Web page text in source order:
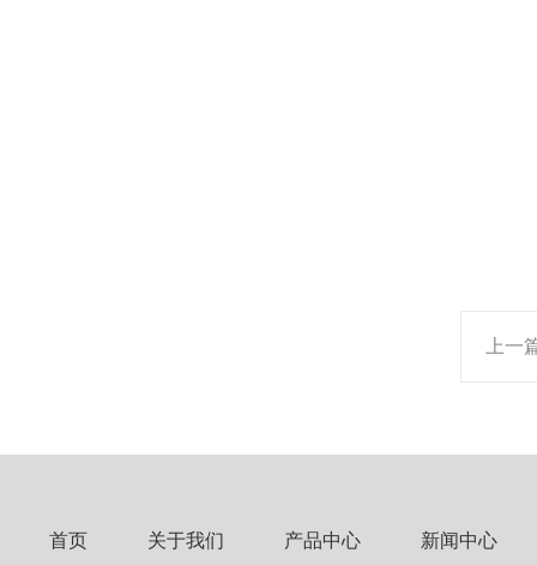
上一
首页 关于我们 产品中心 新闻中心